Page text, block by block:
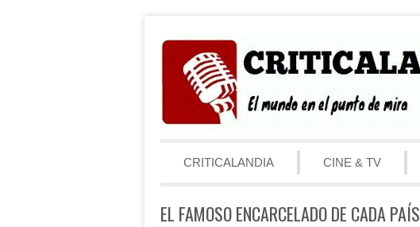
Menú
CRITICALANDIA
CINE & TV
EL FAMOSO ENCARCELADO DE CADA PAÍS